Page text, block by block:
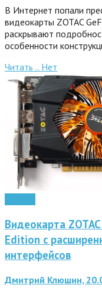
В Интернет попали
видеокарты ZOTAC
раскрывают
особенности
Читать .. Нет
Видеокарта
Edition с
интерфейсов
Дмитрий Клюшин,